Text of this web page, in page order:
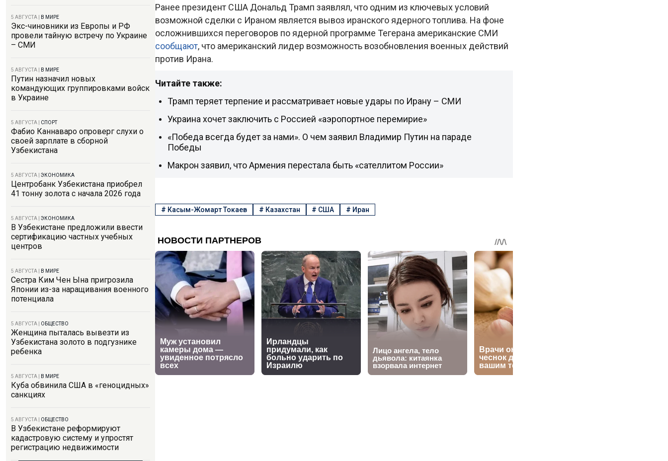
5 АВГУСТА В МИРЕ
Экс-чиновники из Европы и РФ
провели тайную встречу по Украине
– СМИ
5 АВГУСТА В МИРЕ
Путин назначил новых
командующих группировками войск
в Украине
5 АВГУСТА СПОРТ
Фабио Каннаваро опроверг слухи о
своей зарплате в сборной
Узбекистана
5 АВГУСТА ЭКОНОМИКА
Центробанк Узбекистана приобрел
41 тонну золота с начала 2026 года
5 АВГУСТА ЭКОНОМИКА
В Узбекистане предложили ввести
сертификацию частных учебных
центров
5 АВГУСТА В МИРЕ
Сестра Ким Чен Ына пригрозила
Японии из-за наращивания военного
потенциала
5 АВГУСТА ОБЩЕСТВО
Женщина пыталась вывезти из
Узбекистана золото в подгузнике
ребенка
5 АВГУСТА В МИРЕ
Куба обвинила США в «геноцидных»
санкциях
5 АВГУСТА ОБЩЕСТВО
В Узбекистане реформируют
кадастровую систему и упростят
регистрацию недвижимости
Ранее президент США Дональд Трамп заявлял, что одним из ключевых условий
возможной сделки с Ираном является вывоз иранского ядерного топлива. На фоне
осложнившихся переговоров по ядерной программе Тегерана американские СМИ
сообщают, что американский лидер возможность возобновления военных действий
против Ирана.
Читайте также:
Трамп теряет терпение и рассматривает новые удары по Ирану – СМИ
Украина хочет заключить с Россией «аэропортное перемирие»
«Победа всегда будет за нами». О чем заявил Владимир Путин на параде
Победы
Макрон заявил, что Армения перестала быть «сателлитом России»
# Касым-Жомарт Токаев # Казахстан # США # Иран